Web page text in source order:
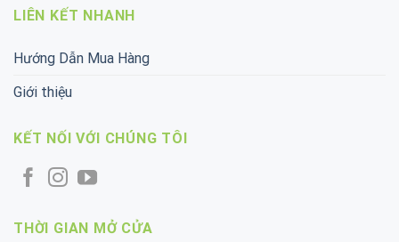
LIÊN KẾT NHANH
Hướng Dẫn Mua Hàng
Giới thiệu
KẾT NỐI VỚI CHÚNG TÔI
THỜI GIAN MỞ CỬA